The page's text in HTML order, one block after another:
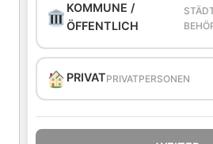
KOMMUNE /
ÖFFENTLICH
PRIVATPRIVATPERSONEN